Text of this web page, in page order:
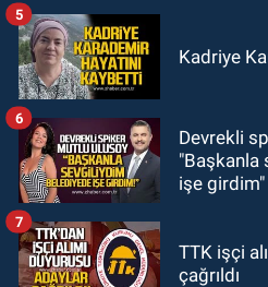
Kadriye
5
Devrekli
"Başkanla
işe girdim"
6
TTK işçi
çağrıldı
7